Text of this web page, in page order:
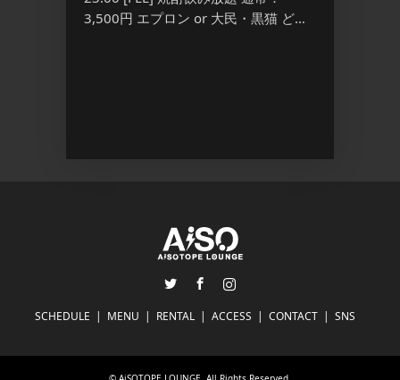
3,500円 エプロン or 大民・黒猫 ど
Instagram
SCHEDULE MENU RENTAL ACCESS CONTACT SNS